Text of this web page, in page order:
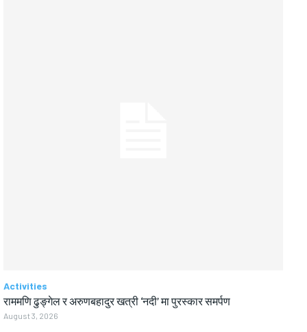
Activities
राममणि ढुङ्गेल र अरुणबहादुर खत्री ‘नदी’ मा पुरस्कार समर्पण
August 3, 2026